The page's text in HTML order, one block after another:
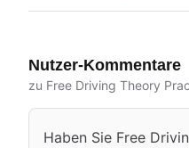
Nutzer-Kommentare
zu Free Driving Theory
Haben Sie Free